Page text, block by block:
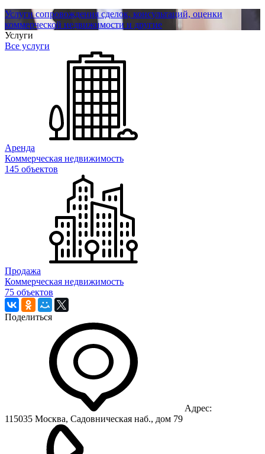
Услуги сопровождения сделок, консультаций, оценки
коммерческой недвижимости и другие
Услуги
Все услуги
Аренда
Коммерческая недвижимость
145 объектов
Продажа
Коммерческая недвижимость
75 объектов
Поделиться
Адрес:
115035 Москва, Садовническая наб., дом 79